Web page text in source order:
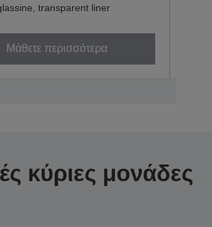
transparent liner
Μάθετε περισσότερα
κύριες μονάδες